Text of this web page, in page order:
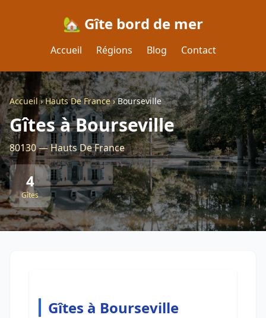
🏡 Gîte bord de mer
Accueil Régions Blog Contact
Accueil›Hauts De France›Bourseville
Gîtes à Bourseville
80130 — Hauts De France
4
Gîtes
Gîtes à Bourseville